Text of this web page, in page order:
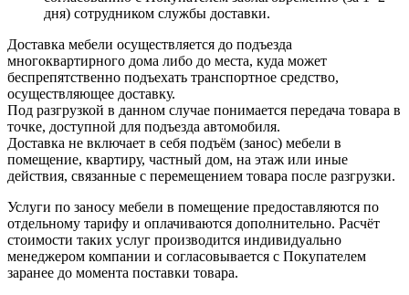
дня) сотрудником службы доставки.
Доставка мебели осуществляется до подъезда
многоквартирного дома либо до места, куда может
беспрепятственно подъехать транспортное средство,
осуществляющее доставку.
Под разгрузкой в данном случае понимается передача товара в
точке, доступной для подъезда автомобиля.
Доставка не включает в себя подъём (занос) мебели в
помещение, квартиру, частный дом, на этаж или иные
действия, связанные с перемещением товара после разгрузки.
Услуги по заносу мебели в помещение предоставляются по
отдельному тарифу и оплачиваются дополнительно. Расчёт
стоимости таких услуг производится индивидуально
менеджером компании и согласовывается с Покупателем
заранее до момента поставки товара.